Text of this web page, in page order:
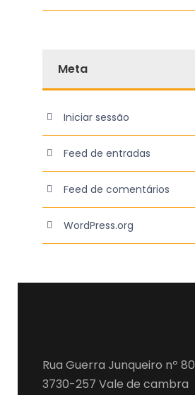
Meta
Iniciar sessão
Feed de entradas
Feed de comentários
WordPress.org
Rua Guerra Junqueiro nº 80
3730-257 Vale de cambra